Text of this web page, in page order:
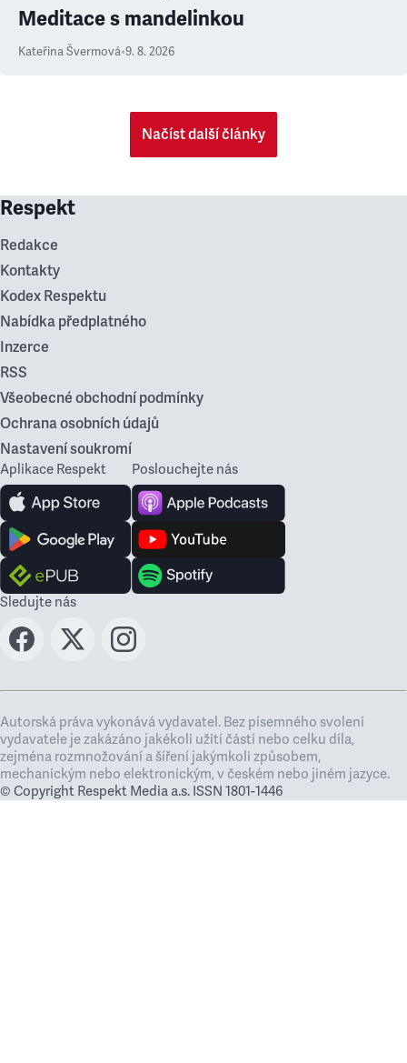
Meditace s mandelinkou
Kateřina Švermová•9. 8. 2026
Načíst další články
Respekt
Redakce
Kontakty
Kodex Respektu
Nabídka předplatného
Inzerce
RSS
Všeobecné obchodní podmínky
Ochrana osobních údajů
Nastavení soukromí
Aplikace Respekt Poslouchejte nás
Sledujte nás
Autorská práva vykonává vydavatel. Bez písemného svolení
vydavatele je zakázáno jakékoli užití částí nebo celku díla,
zejména rozmnožování a šíření jakýmkoli způsobem,
mechanickým nebo elektronickým, v českém nebo jiném jazyce.
© Copyright Respekt Media a.s. ISSN 1801-1446